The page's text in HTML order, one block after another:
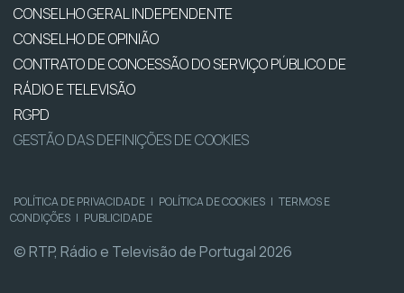
CONSELHO GERAL INDEPENDENTE
CONSELHO DE OPINIÃO
CONTRATO DE CONCESSÃO DO SERVIÇO PÚBLICO DE
RÁDIO E TELEVISÃO
RGPD
GESTÃO DAS DEFINIÇÕES DE COOKIES
POLÍTICA DE PRIVACIDADE | POLÍTICA DE COOKIES | TERMOS E
CONDIÇÕES | PUBLICIDADE
© RTP, Rádio e Televisão de Portugal 2026